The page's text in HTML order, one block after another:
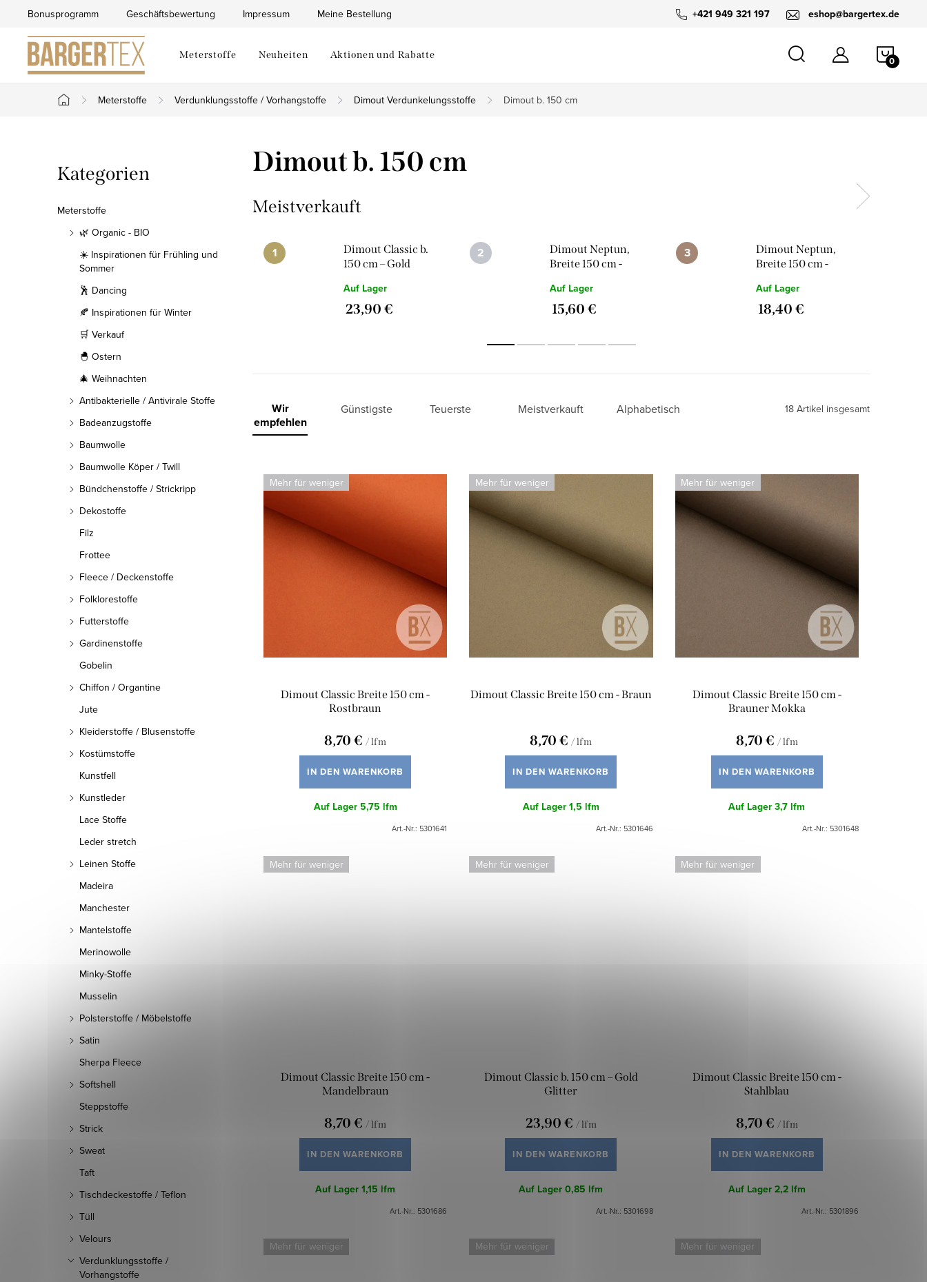
springen
+421 949 321 197 eshop@bargertex.de
Bonusprogramm Geschäftsbewertung Impressum Meine Bestellung
Meterstoffe Neuheiten Aktionen und Rabatte
Startseite
Meterstoffe Verdunklungsstoffe / Vorhangstoffe Dimout Verdunkelungsstoffe Dimout b. 150 cm
e
i
Kategorien
überspringen
Kategorien
Meterstoffe
🌿 Organic - BIO
☀️ Inspirationen für Frühling und
Sommer
🕺 Dancing
🍂 Inspirationen für Winter
🛒 Verkauf
🐣 Ostern
🎄 Weihnachten
Antibakterielle / Antivirale Stoffe
Badeanzugstoffe
Baumwolle
Baumwolle Köper / Twill
Bündchenstoffe / Strickripp
Dekostoffe
Filz
Frottee
Fleece / Deckenstoffe
Folklorestoffe
Futterstoffe
Gardinenstoffe
Gobelin
Chiffon / Organtine
Jute
Kleiderstoffe / Blusenstoffe
Kostümstoffe
Kunstfell
Kunstleder
Lace Stoffe
Leder stretch
Leinen Stoffe
Madeira
Manchester
Mantelstoffe
Merinowolle
Minky-Stoffe
Musselin
Polsterstoffe / Möbelstoffe
Satin
Sherpa Fleece
Softshell
Steppstoffe
Strick
Sweat
Taft
Tischdeckestoffe / Teflon
Tüll
Velours
Verdunklungsstoffe /
Vorhangstoffe
Dimout b. 150 cm
Meistverkauft
Dimout Classic b.
150 cm – Gold
Auf Lager
23,90 €
Dimout Neptun,
Breite 150 cm -
Auf Lager
15,60 €
Dimout Neptun,
Breite 150 cm -
Auf Lager
18,40 €
P
r
o
d
u
Wir
empfehlen
Günstigste Teuerste Meistverkauft Alphabetisch 18 Artikel insgesamt
L Mehr für weniger
Dimout Classic Breite 150 cm -
Rostbraun
8,70 €/ lfm
IN DEN WARENKORB
Auf Lager5,75 lfm
Art.-Nr.: 5301641
Mehr für weniger
Dimout Classic Breite 150 cm - Braun
8,70 €/ lfm
IN DEN WARENKORB
Auf Lager1,5 lfm
Art.-Nr.: 5301646
Mehr für weniger
Dimout Classic Breite 150 cm -
Brauner Mokka
8,70 € / lfm
IN DEN WARENKORB
Auf Lager3,7 lfm
Art.-Nr.: 5301648
Mehr für weniger
Dimout Classic Breite 150 cm -
Mandelbraun
8,70 € / lfm
IN DEN WARENKORB
Auf Lager1,15 lfm
Art.-Nr.: 5301686
Mehr für weniger
Dimout Classic b. 150 cm – Gold
Glitter
23,90 € / lfm
IN DEN WARENKORB
Auf Lager0,85 lfm
Art.-Nr.: 5301698
Mehr für weniger
Dimout Classic Breite 150 cm -
Stahlblau
8,70 € / lfm
IN DEN WARENKORB
Auf Lager2,2 lfm
Art.-Nr.: 5301896
Mehr für weniger Mehr für weniger Mehr für weniger